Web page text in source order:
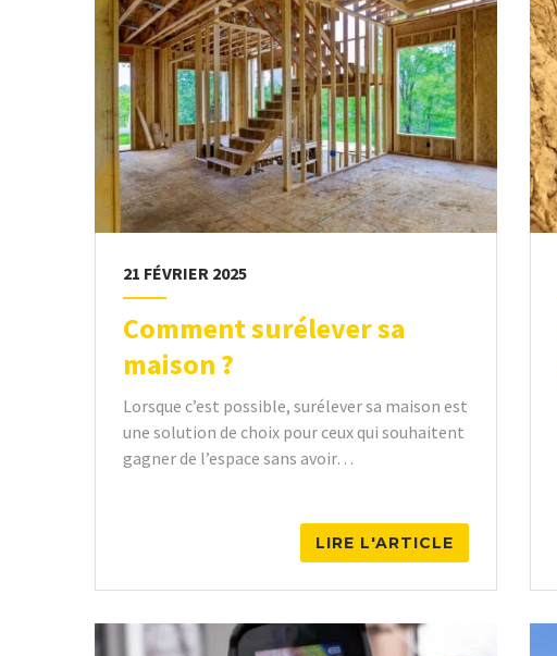
21 FÉVRIER 2025
Comment surélever sa
maison ?
Lorsque c’est possible, surélever sa maison est
une solution de choix pour ceux qui souhaitent
gagner de l’espace sans avoir…
LIRE L'ARTICLE